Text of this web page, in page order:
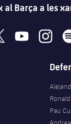
al Barça a les
youtubeinstagram
Pau